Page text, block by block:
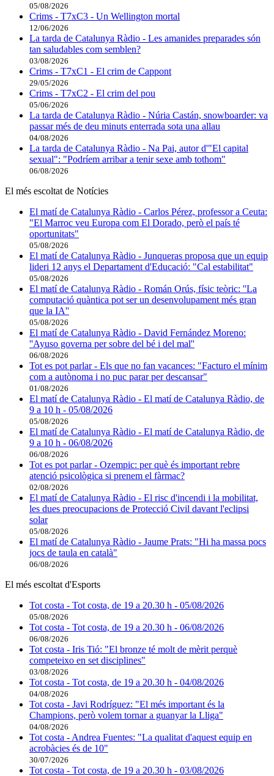
05/08/2026
Crims - T7xC3 - Un Wellington mortal
12/06/2026
La tarda de Catalunya Ràdio - Les amanides preparades són
tan saludables com semblen?
03/08/2026
Crims - T7xC1 - El crim de Cappont
29/05/2026
Crims - T7xC2 - El crim del pou
05/06/2026
La tarda de Catalunya Ràdio - Núria Castán, snowboarder: va
passar més de deu minuts enterrada sota una allau
04/08/2026
La tarda de Catalunya Ràdio - Na Pai, autor d'"El capital
sexual": "Podríem arribar a tenir sexe amb tothom"
06/08/2026
El més escoltat de Notícies
El matí de Catalunya Ràdio - Carlos Pérez, professor a Ceuta:
"El Marroc veu Europa com El Dorado, però el país té
oportunitats"
05/08/2026
El matí de Catalunya Ràdio - Junqueras proposa que un equip
lideri 12 anys el Departament d'Educació: "Cal estabilitat"
05/08/2026
El matí de Catalunya Ràdio - Román Orús, físic teòric: ''La
computació quàntica pot ser un desenvolupament més gran
que la IA''
05/08/2026
El matí de Catalunya Ràdio - David Fernández Moreno:
''Ayuso governa per sobre del bé i del mal''
06/08/2026
Tot es pot parlar - Els que no fan vacances: "Facturo el mínim
com a autònoma i no puc parar per descansar"
01/08/2026
El matí de Catalunya Ràdio - El matí de Catalunya Ràdio, de
9 a 10 h - 05/08/2026
05/08/2026
El matí de Catalunya Ràdio - El matí de Catalunya Ràdio, de
9 a 10 h - 06/08/2026
06/08/2026
Tot es pot parlar - Ozempic: per què és important rebre
atenció psicològica si prenem el fàrmac?
02/08/2026
El matí de Catalunya Ràdio - El risc d'incendi i la mobilitat,
les dues preocupacions de Protecció Civil davant l'eclipsi
solar
05/08/2026
El matí de Catalunya Ràdio - Jaume Prats: "Hi ha massa pocs
jocs de taula en català"
06/08/2026
El més escoltat d'Esports
Tot costa - Tot costa, de 19 a 20.30 h - 05/08/2026
05/08/2026
Tot costa - Tot costa, de 19 a 20.30 h - 06/08/2026
06/08/2026
Tot costa - Iris Tió: "El bronze té molt de mèrit perquè
competeixo en set disciplines"
03/08/2026
Tot costa - Tot costa, de 19 a 20.30 h - 04/08/2026
04/08/2026
Tot costa - Javi Rodríguez: "El més important és la
Champions, però volem tornar a guanyar la Lliga"
04/08/2026
Tot costa - Andrea Fuentes: "La qualitat d'aquest equip en
acrobàcies és de 10"
30/07/2026
Tot costa - Tot costa, de 19 a 20.30 h - 03/08/2026